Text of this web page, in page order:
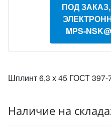
ПОД
MPS-
Шплинт 6,3 х 45 ГОСТ 397-
Наличие на